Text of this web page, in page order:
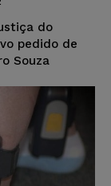
do
pedido de
Souza